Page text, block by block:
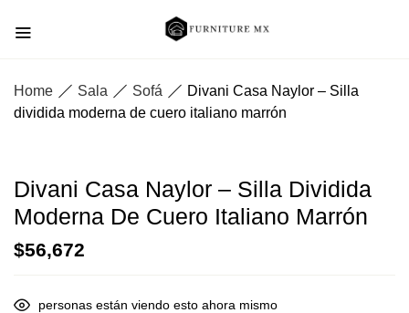
Home Sala Sofá
Divani Casa Naylor – Silla
dividida moderna de cuero italiano marrón
Divani Casa Naylor – Silla Dividida
Moderna De Cuero Italiano Marrón
$56,672
personas están viendo esto ahora mismo